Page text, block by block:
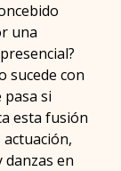
una
sucede con
pasa si
esta fusión
en